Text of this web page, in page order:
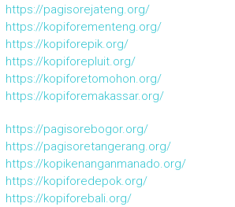
https://pagisorejateng.org/
https://kopiforementeng.org/
https://kopiforepik.org/
https://kopiforepluit.org/
https://kopiforetomohon.org/
https://kopiforemakassar.org/
https://pagisorebogor.org/
https://pagisoretangerang.org/
https://kopikenanganmanado.org/
https://kopiforedepok.org/
https://kopiforebali.org/